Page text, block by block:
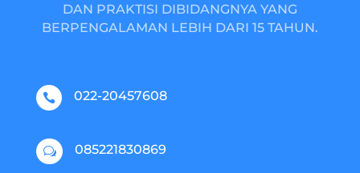
DAN PRAKTISI DIBIDANGNYA YANG
BERPENGALAMAN LEBIH DARI 15 TAHUN.
 022-20457608
w 085221830869